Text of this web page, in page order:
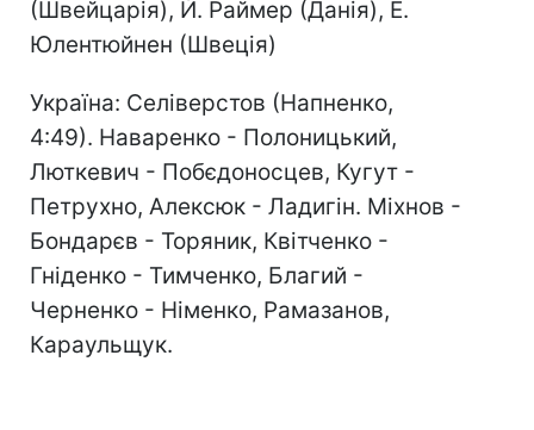
(Швейцарія), Й. Раймер (Данія), Е.
Юлентюйнен (Швеція)
Україна: Селіверстов (Напненко,
4:49). Наваренко - Полоницький,
Люткевич - Побєдоносцев, Кугут -
Петрухно, Алексюк - Ладигін. Міхнов -
Бондарєв - Торяник, Квітченко -
Гніденко - Тимченко, Благий -
Черненко - Німенко, Рамазанов,
Караульщук.